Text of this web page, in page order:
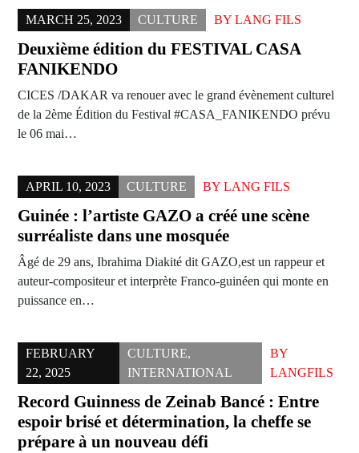
MARCH 25, 2023 CULTURE BY LANG FILS
Deuxième édition du FESTIVAL CASA
FANIKENDO
CICES /DAKAR va renouer avec le grand évènement culturel
de la 2ème Édition du Festival #CASA_FANIKENDO prévu
le 06 mai…
APRIL 10, 2023 CULTURE BY LANG FILS
Guinée : l’artiste GAZO a créé une scène
surréaliste dans une mosquée
Âgé de 29 ans, Ibrahima Diakité dit GAZO,est un rappeur et
auteur-compositeur et interprète Franco-guinéen qui monte en
puissance en…
FEBRUARY
22, 2025
CULTURE,
INTERNATIONAL
BY
LANGFILS
Record Guinness de Zeinab Bancé : Entre
espoir brisé et détermination, la cheffe se
prépare à un nouveau défi